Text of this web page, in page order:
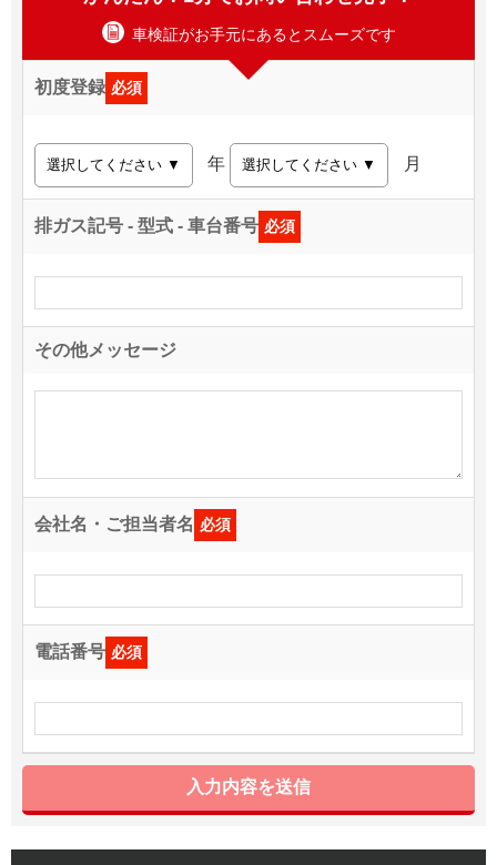
車検証がお手元にあるとスムーズです
初度登録 必須
年 月
排ガス記号 - 型式 - 車台番号 必須
その他メッセージ
会社名・ご担当者名 必須
電話番号 必須
入力内容を送信